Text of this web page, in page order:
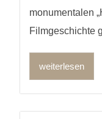
monumentalen
Filmgeschichte
weiterlesen